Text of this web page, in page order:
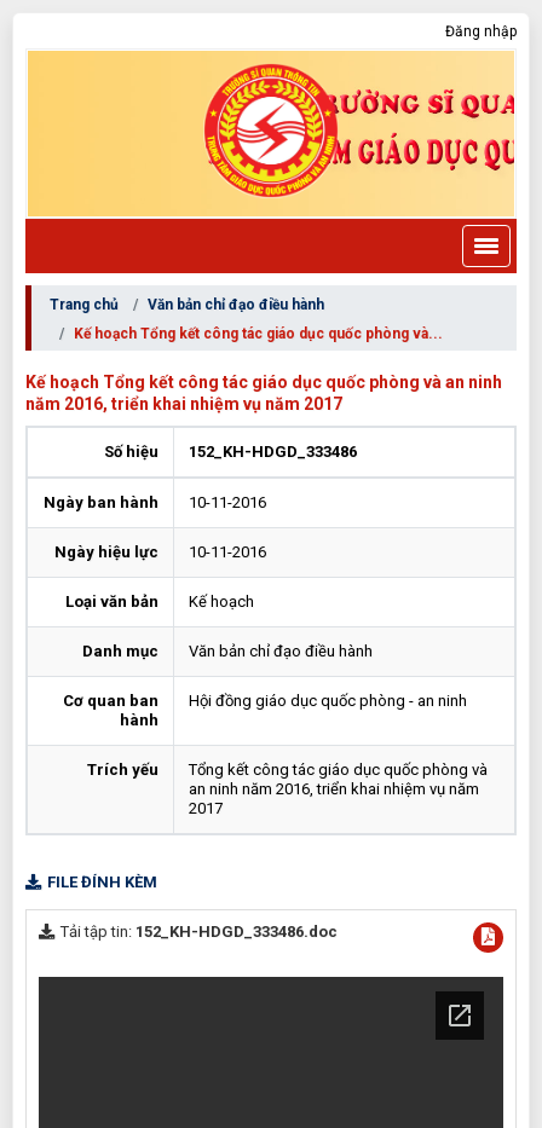
Đăng nhập
Trang chủ
Văn bản chỉ đạo điều hành
Kế hoạch Tổng kết công tác giáo dục quốc phòng và...
Kế hoạch Tổng kết công tác giáo dục quốc phòng và an ninh
năm 2016, triển khai nhiệm vụ năm 2017
Số hiệu 152_KH-HDGD_333486
Ngày ban hành 10-11-2016
Ngày hiệu lực 10-11-2016
Loại văn bản Kế hoạch
Danh mục Văn bản chỉ đạo điều hành
Cơ quan ban
hành
Hội đồng giáo dục quốc phòng - an ninh
Trích yếu
Tổng kết công tác giáo dục quốc phòng và
an ninh năm 2016, triển khai nhiệm vụ năm
2017
FILE ĐÍNH KÈM
Tải tập tin: 152_KH-HDGD_333486.doc